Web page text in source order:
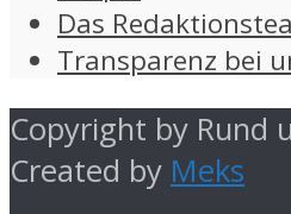
Das
Transparenz bei
Copyright by Rund
Created by Meks